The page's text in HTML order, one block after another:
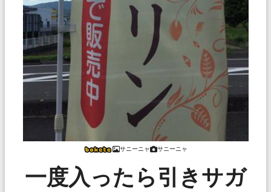
サニーニャ サニーニャ
一度入ったら引きサガ